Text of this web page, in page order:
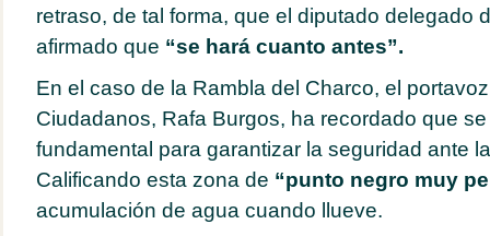
retraso, de tal forma, que el diputado delegado
afirmado que “se hará cuanto antes”.
En el caso de la Rambla del Charco, el
Ciudadanos, Rafa Burgos, ha recordado que
fundamental para garantizar la seguridad ante
Calificando esta zona de “punto negro muy
acumulación de agua cuando llueve.